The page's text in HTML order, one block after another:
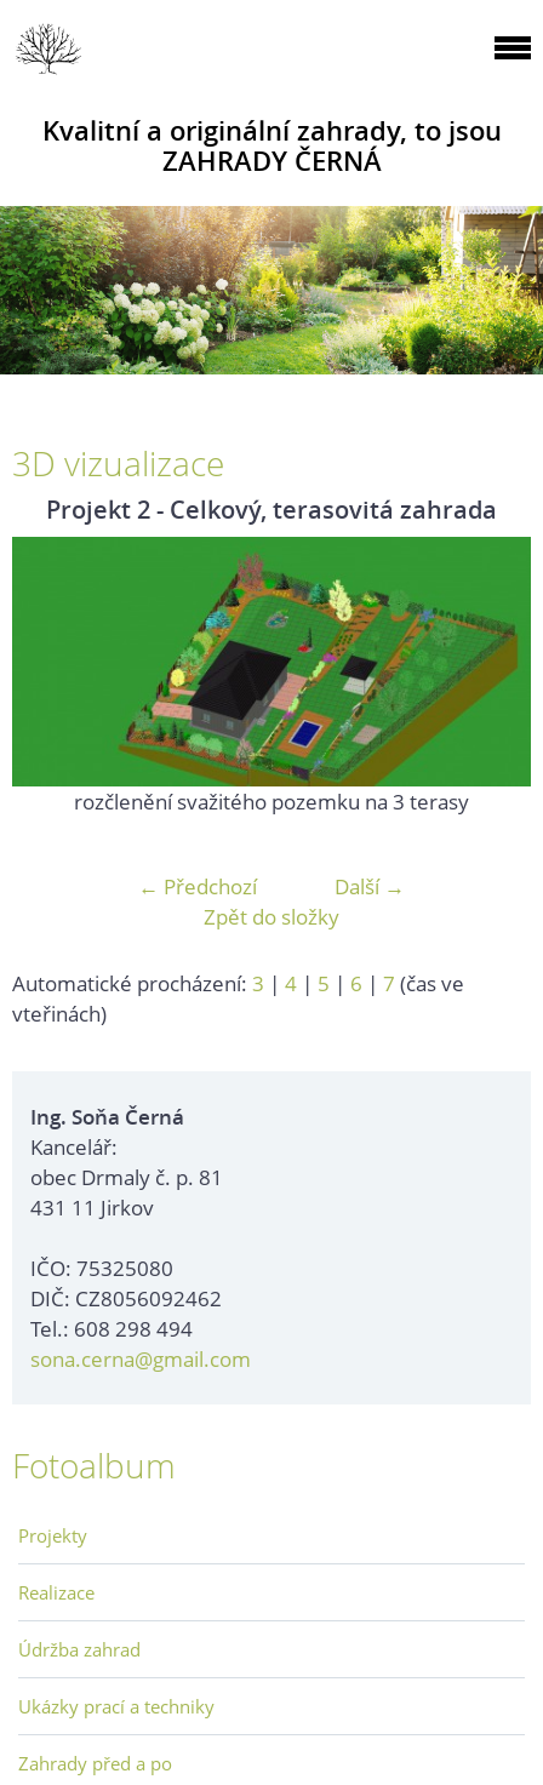
Kvalitní a originální zahrady, to jsou
ZAHRADY ČERNÁ
3D vizualizace
Projekt 2 - Celkový, terasovitá zahrada
rozčlenění svažitého pozemku na 3 terasy
← Předchozí
Další →
Zpět do složky
Automatické procházení: 3 | 4 | 5 | 6 | 7 (čas ve
vteřinách)
Ing. Soňa Černá
Kancelář:
obec Drmaly č. p. 81
431 11 Jirkov
IČO: 75325080
DIČ: CZ8056092462
Tel.: 608 298 494
sona.cerna@gmail.com
Fotoalbum
Projekty
Realizace
Údržba zahrad
Ukázky prací a techniky
Zahrady před a po